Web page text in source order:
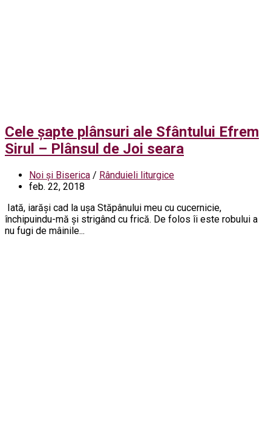
Cele șapte plânsuri ale Sfântului Efrem
Sirul – Plânsul de Joi seara
Noi și Biserica / Rânduieli liturgice
feb. 22, 2018
Iată, iarăși cad la ușa Stăpânului meu cu cucernicie,
închipuindu-mă și strigând cu frică. De folos îi este robului a
nu fugi de mâinile...